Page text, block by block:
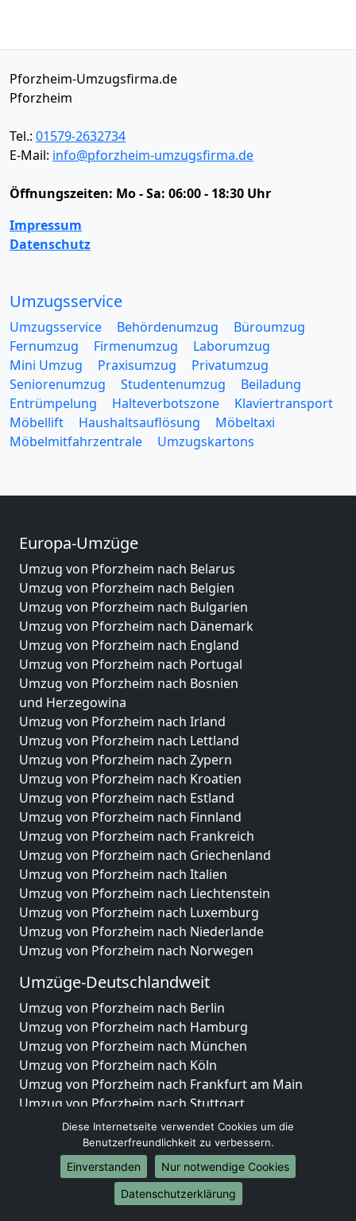
Pforzheim-Umzugsfirma.de
Pforzheim
Tel.: 01579-2632734
E-Mail: info@pforzheim-umzugsfirma.de
Öffnungszeiten: Mo - Sa: 06:00 - 18:30 Uhr
Impressum
Datenschutz
Umzugsservice
Umzugsservice Behördenumzug
Büroumzug
Fernumzug
Firmenumzug
Laborumzug
Mini Umzug
Praxisumzug
Privatumzug
Seniorenumzug
Studentenumzug
Beiladung
Entrümpelung
Halteverbotszone
Klaviertransport
Möbellift
Haushaltsauflösung
Möbeltaxi
Möbelmitfahrzentrale
Umzugskartons
Europa-Umzüge
Umzug von Pforzheim nach Belarus
Umzug von Pforzheim nach Belgien
Umzug von Pforzheim nach Bulgarien
Umzug von Pforzheim nach Dänemark
Umzug von Pforzheim nach England
Umzug von Pforzheim nach Portugal
Umzug von Pforzheim nach Bosnien
und Herzegowina
Umzug von Pforzheim nach Irland
Umzug von Pforzheim nach Lettland
Umzug von Pforzheim nach Zypern
Umzug von Pforzheim nach Kroatien
Umzug von Pforzheim nach Estland
Umzug von Pforzheim nach Finnland
Umzug von Pforzheim nach Frankreich
Umzug von Pforzheim nach Griechenland
Umzug von Pforzheim nach Italien
Umzug von Pforzheim nach Liechtenstein
Umzug von Pforzheim nach Luxemburg
Umzug von Pforzheim nach Niederlande
Umzug von Pforzheim nach Norwegen
Umzüge-Deutschlandweit
Umzug von Pforzheim nach Berlin
Umzug von Pforzheim nach Hamburg
Umzug von Pforzheim nach München
Umzug von Pforzheim nach Köln
Umzug von Pforzheim nach Frankfurt am Main
Umzug von Pforzheim nach Stuttgart
Umzug von Pforzheim nach Düsseldorf
Umzug von Pforzheim nach Leipzig
Umzug von Pforzheim nach Dortmund
Umzug von Pforzheim nach Essen
Umzug von Pforzheim nach Bremen
Diese Internetseite verwendet Cookies um die
Benutzerfreundlichkeit zu verbessern.
Einverstanden
Nur notwendige Cookies
Datenschutzerklärung